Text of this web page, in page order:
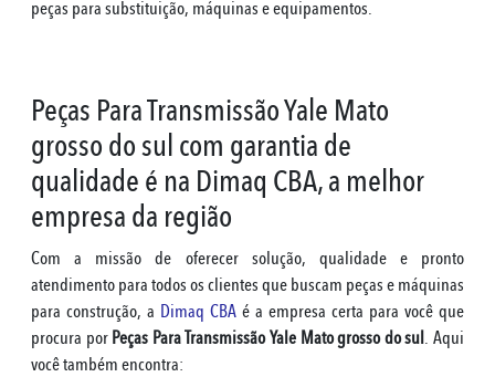
peças para substituição, máquinas e equipamentos.
Peças Para Transmissão Yale Mato
grosso do sul com garantia de
qualidade é na Dimaq CBA, a melhor
empresa da região
Com a missão de oferecer solução, qualidade e pronto
atendimento para todos os clientes que buscam peças e máquinas
para construção, a Dimaq CBA é a empresa certa para você que
procura por Peças Para Transmissão Yale Mato grosso do sul. Aqui
você também encontra: